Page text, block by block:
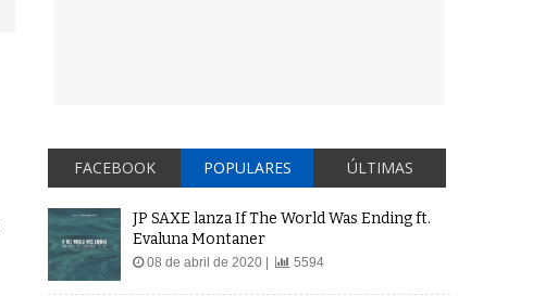
FACEBOOK POPULARES ÚLTIMAS
JP SAXE lanza If The World Was Ending ft.
Evaluna Montaner
08 de abril de 2020 | 5594